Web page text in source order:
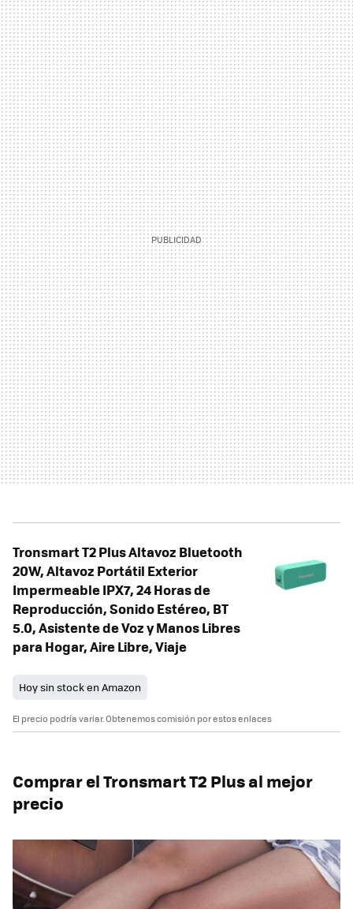
Tronsmart T2 Plus Altavoz Bluetooth
20W, Altavoz Portátil Exterior
Impermeable IPX7, 24 Horas de
Reproducción, Sonido Estéreo, BT
5.0, Asistente de Voz y Manos Libres
para Hogar, Aire Libre, Viaje
Hoy sin stock en Amazon
El precio podría variar. Obtenemos comisión por estos enlaces
Comprar el Tronsmart T2 Plus al mejor
precio